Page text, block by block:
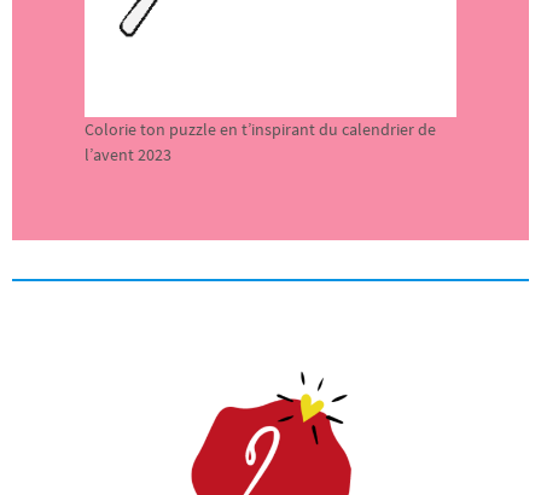
Colorie ton puzzle en t’inspirant du calendrier de
l’avent 2023